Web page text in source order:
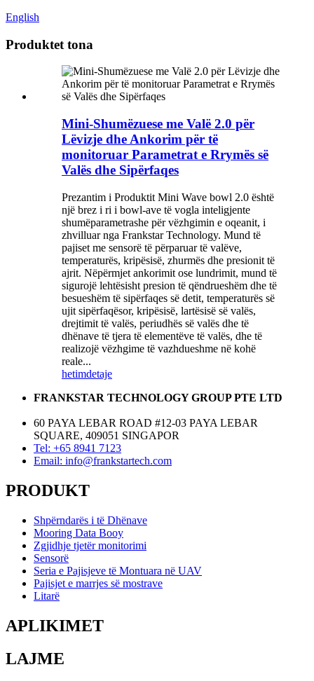
English
Produktet tona
Mini-Shumëzuese me Valë 2.0 për
Lëvizje dhe Ankorim për të
monitoruar Parametrat e Rrymës së
Valës dhe Sipërfaqes
Prezantim i Produktit Mini Wave bowl 2.0 është
një brez i ri i bowl-ave të vogla inteligjente
shumëparametrashe për vëzhgimin e oqeanit, i
zhvilluar nga Frankstar Technology. Mund të
pajiset me sensorë të përparuar të valëve,
temperaturës, kripësisë, zhurmës dhe presionit të
ajrit. Nëpërmjet ankorimit ose lundrimit, mund të
sigurojë lehtësisht presion të qëndrueshëm dhe të
besueshëm të sipërfaqes së detit, temperaturës së
ujit sipërfaqësor, kripësisë, lartësisë së valës,
drejtimit të valës, periudhës së valës dhe të
dhënave të tjera të elementëve të valës, dhe të
realizojë vëzhgime të vazhdueshme në kohë
reale...
hetimdetaje
FRANKSTAR TECHNOLOGY GROUP PTE LTD
60 PAYA LEBAR ROAD #12-03 PAYA LEBAR
SQUARE, 409051 SINGAPOR
Tel: +65 8941 7123
Email: info@frankstartech.com
PRODUKT
Shpërndarës i të Dhënave
Mooring Data Booy
Zgjidhje tjetër monitorimi
Sensorë
Seria e Pajisjeve të Montuara në UAV
Pajisjet e marrjes së mostrave
Litarë
APLIKIMET
LAJME